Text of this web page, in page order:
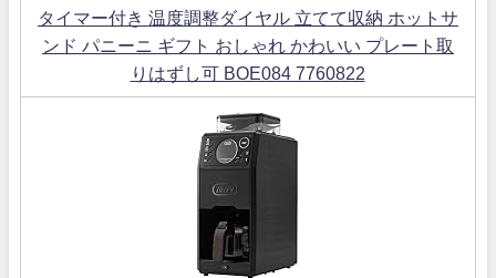
タイマー付き 温度調整ダイヤル 立てて収納 ホットサ
ンド パニーニ ギフト おしゃれ かわいい プレート取
りはずし可 BOE084 7760822